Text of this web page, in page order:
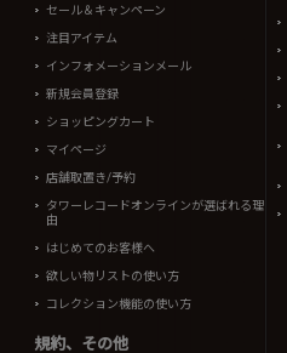
セール＆キャンペーン
注目アイテム
インフォメーションメール
新規会員登録
ショッピングカート
マイページ
店舗取置き/予約
タワーレコードオンラインが選ばれる理
由
はじめてのお客様へ
欲しい物リストの使い方
コレクション機能の使い方
規約、その他